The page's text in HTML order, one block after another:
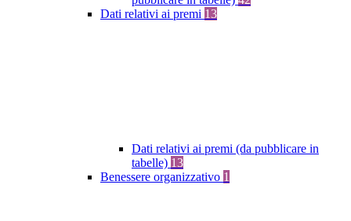
Dati relativi ai premi 13
Dati relativi ai premi (da pubblicare in
tabelle) 13
Benessere organizzativo 1